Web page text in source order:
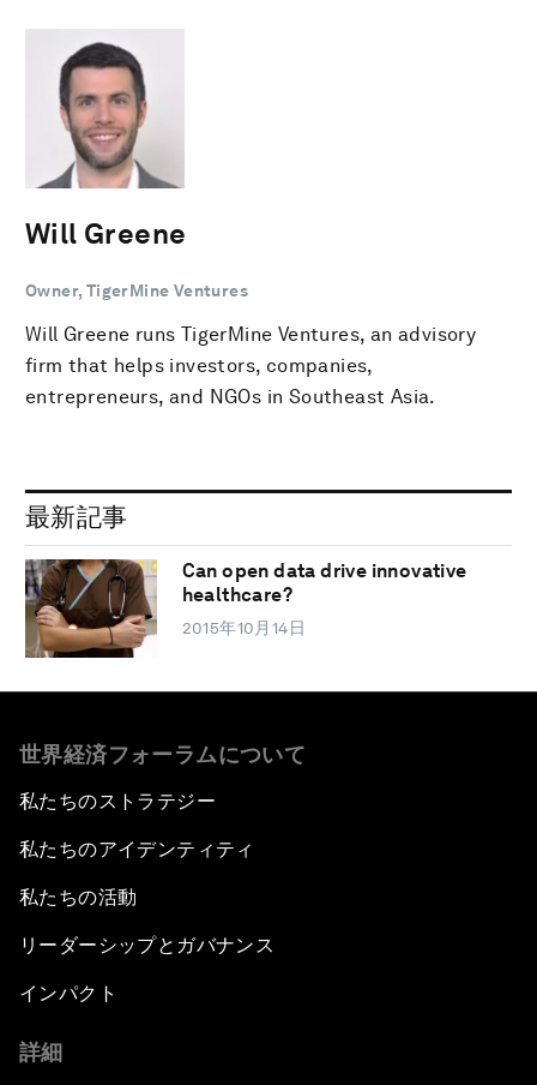
Will Greene
Owner, TigerMine Ventures
Will Greene runs TigerMine Ventures, an advisory
firm that helps investors, companies,
entrepreneurs, and NGOs in Southeast Asia.
最新記事
Can open data drive innovative
healthcare?
2015年10月14日
世界経済フォーラムについて
私たちのストラテジー
私たちのアイデンティティ
私たちの活動
リーダーシップとガバナンス
インパクト
詳細